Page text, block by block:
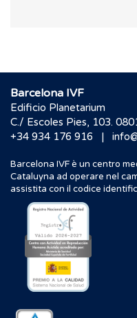
Barcelona IVF
Edificio Planetarium
C./ Escoles Pies, 103.
+34 934 176 916
|
Barcelona IVF è un centro
Cataluyna ad operare nel
assistita con il codice